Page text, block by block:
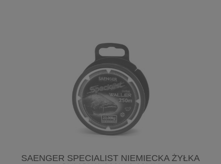
SAENGER SPECIALIST NIEMIECKA ŻYŁKA